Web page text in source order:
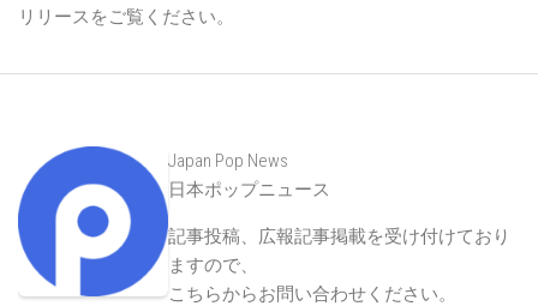
リリースをご覧ください。
Japan Pop News
日本ポップニュース
記事投稿、広報記事掲載を受け付けており
ますので、
こちらからお問い合わせください。